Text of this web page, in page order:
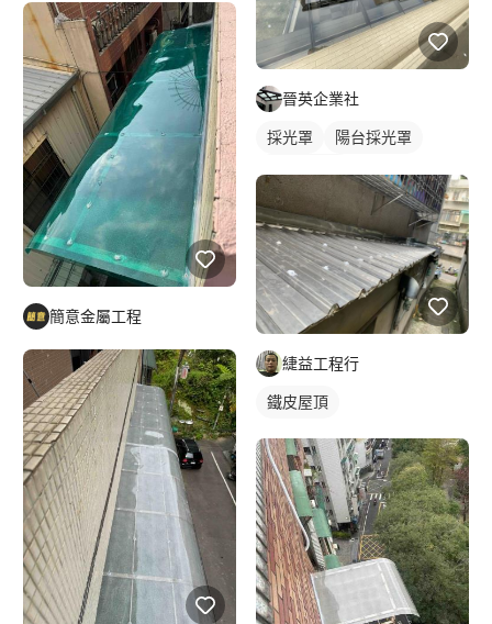
簡意金屬工程
晉英企業社
採光罩
陽台採光罩
緁益工程行
鐵皮屋頂